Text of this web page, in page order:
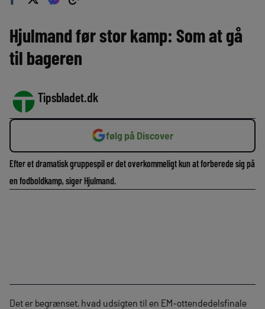
Hjulmand før stor kamp: Som at gå
til bageren
Tipsbladet.dk
følg på Discover
Efter et dramatisk gruppespil er det overkommeligt kun at forberede sig på
en fodboldkamp, siger Hjulmand.
Det er begrænset, hvad udsigten til en EM-ottendedelsfinale